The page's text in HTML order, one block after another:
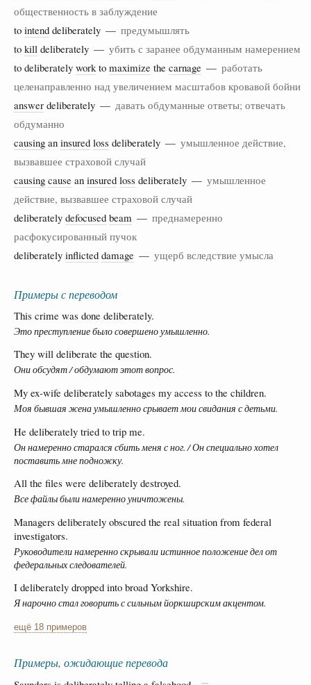
общественность в заблуждение
to intend deliberately — предумышлять
to kill deliberately — убить с заранее обдуманным намерением
to deliberately work to maximize the carnage — работать
целенаправленно над увеличением масштабов кровавой бойни
answer deliberately — давать обдуманные ответы; отвечать
обдуманно
causing an insured loss deliberately — умышленное действие,
вызвавшее страховой случай
causing cause an insured loss deliberately — умышленное
действие, вызвавшее страховой случай
deliberately defocused beam — преднамеренно
расфокусированный пучок
deliberately inflicted damage — ущерб вследствие умысла
Примеры с переводом
This crime was done deliberately.
Это преступление было совершено умышленно.
They will deliberate the question.
Они обсудят / обдумают этот вопрос.
My ex-wife deliberately sabotages my access to the children.
Моя бывшая жена умышленно срывает мои свидания с детьми.
He deliberately tried to trip me.
Он намеренно старался сбить меня с ног. / Он специально хотел
поставить мне подножку.
All the files were deliberately destroyed.
Все файлы были намеренно уничтожены.
Managers deliberately obscured the real situation from federal
investigators.
Руководители намеренно скрывали истинное положение дел от
федеральных следователей.
I deliberately dropped into broad Yorkshire.
Я нарочно стал говорить с сильным йоркширским акцентом.
ещё 18 примеров
Примеры, ожидающие перевода